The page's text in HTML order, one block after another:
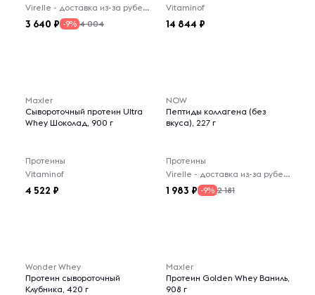
Virelle - доставка из-за рубежа
3 640 -9% 4 004
Vitaminof
14 844
Maxler
Сывороточный протеин Ultra
Whey Шоколад, 900 г
Протеины
Vitaminof
4 522
NOW
Пептиды коллагена (без
вкуса), 227 г
Протеины
Virelle - доставка из-за рубежа
1 983 -9% 2 181
Wonder Whey
Протеин сывороточный
Клубника, 420 г
Maxler
Протеин Golden Whey Ваниль,
908 г